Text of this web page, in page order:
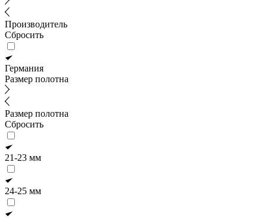
Производитель
Сбросить
Германия
Размер полотна
Размер полотна
Сбросить
21-23 мм
24-25 мм